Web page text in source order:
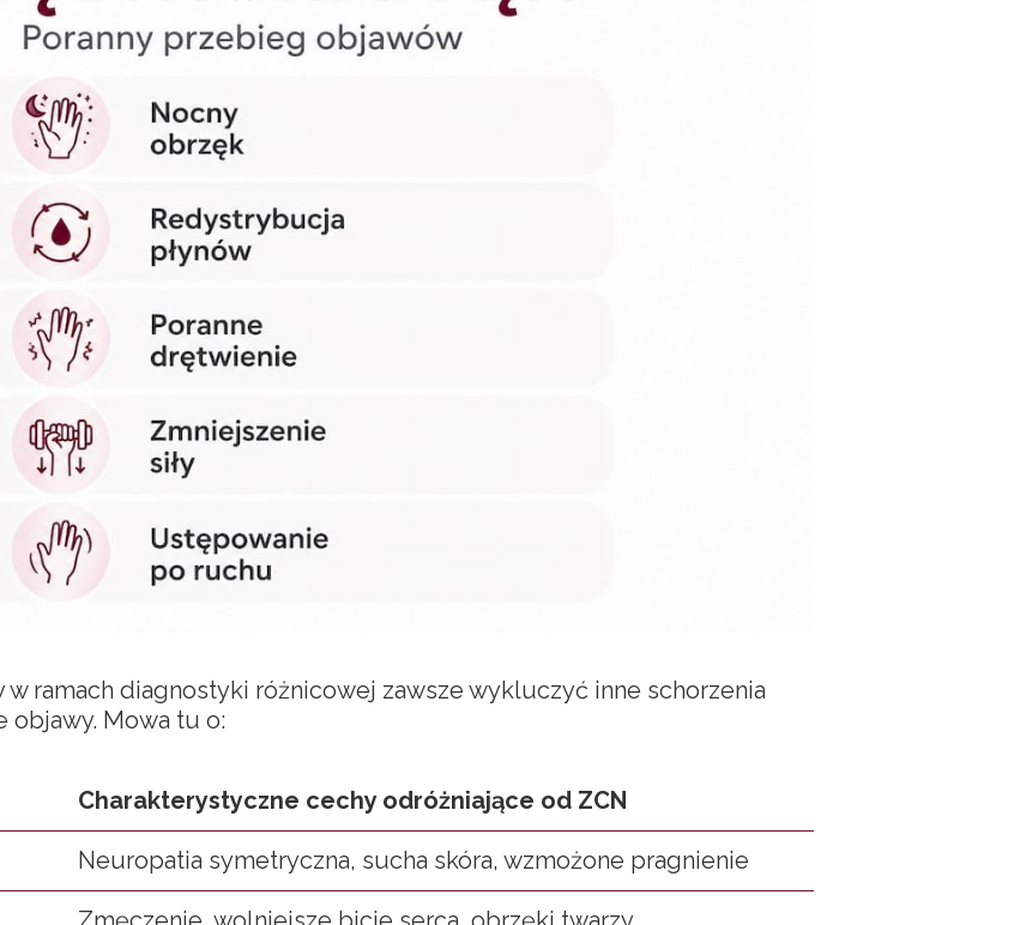
w ramach diagnostyki różnicowej zawsze wykluczyć inne schorzenia
Mowa tu o:
Charakterystyczne cechy odróżniające od ZCN
Neuropatia symetryczna, sucha skóra, wzmożone pragnienie